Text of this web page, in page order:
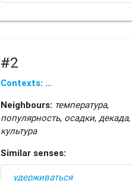
#2
Contexts: …
Neighbours: температура,
популярность, осадки, декада,
культура
Similar senses:
удерживаться